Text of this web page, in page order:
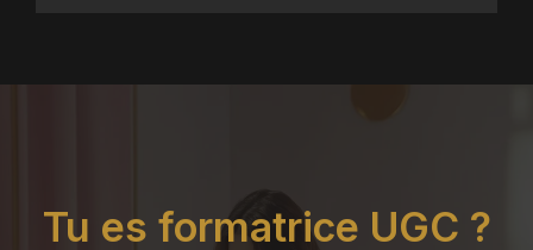
Tu es formatrice UGC ?